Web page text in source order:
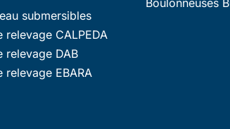
submersibles
relevage CALPEDA
relevage DAB
relevage EBARA